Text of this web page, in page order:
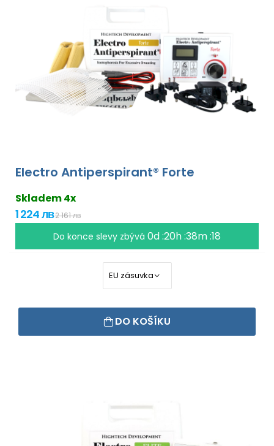
Electro Antiperspirant® Forte
Skladem 4x
1 224 лв2 161 лв
Do konce slevy zbývá 0d :20h :38m :17
DO KOŠÍKU